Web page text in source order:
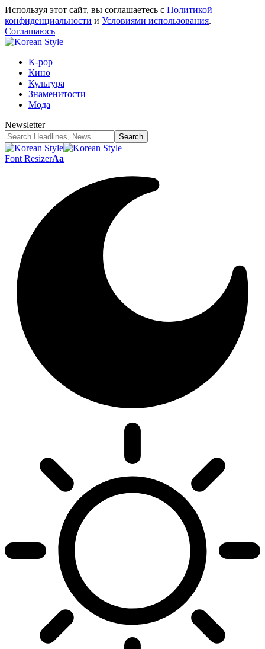
Используя этот сайт, вы соглашаетесь с Политикой
конфиденциальности и Условиями использования.
Соглашаюсь
K-pop
Кино
Культура
Знаменитости
Мода
Newsletter
Font ResizerAa